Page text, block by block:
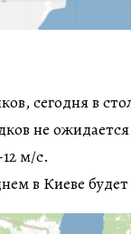
сегодня в
не
м/с.
в Киеве будет